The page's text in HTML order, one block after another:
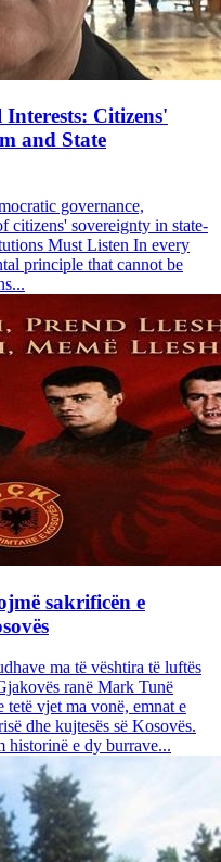
Citizens'
and State
governance,
citizens' sovereignty in state-
Must Listen In every
principle that cannot be
sakrificën e
ma të vështira të luftës
ranë Mark Tunë
vjet ma vonë, emnat e
dhe kujtesës së Kosovës.
historinë e dy burrave...